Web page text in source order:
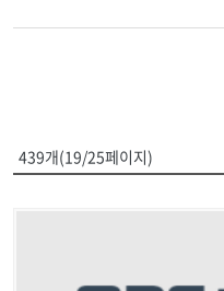
439개(19/25페이지)